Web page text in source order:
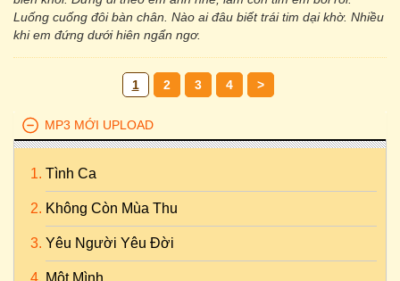
Luống cuống đôi bàn chân. Nào ai đâu biết trái tim dại khờ. Nhiều
khi em đứng dưới hiên ngẩn ngơ.
1 2 3 4 >
MP3 MỚI UPLOAD
Tình Ca
Không Còn Mùa Thu
Yêu Người Yêu Đời
Một Mình